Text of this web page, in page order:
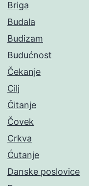
Briga
Budala
Budizam
Budućnost
Čekanje
Cilj
Čitanje
Čovek
Crkva
Ćutanje
Danske poslovice